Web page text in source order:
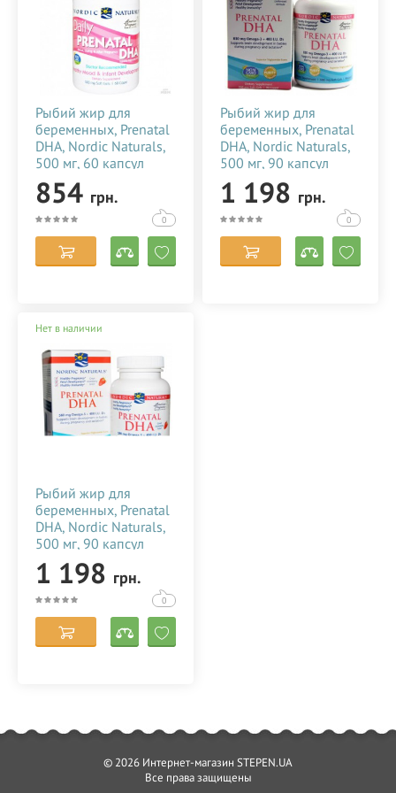
кольцевого света LUMO™ в Украине.
У нас можно также недорого купить круглую
светодиоднуюкольцевую лампу со штативом
LUMO™
диаметром 45 см. для фото, видеосъемки, блогеров,
визажиста, макияжа в Украине (Киеве, Харькове, Днепре,
Одессе).
С уважением
Интернет-магазин STEPEN.UA
БЕСПЛАТНАЯ консультация по
телефону 050-418-04-04 (есть Viber)
Рыбий жир для
беременных, Prenatal
DHA, Nordic Naturals,
500 мг, 60 капсул
124375
854 грн.
0
Рыбий жир для
беременных, Prenatal
DHA, Nordic Naturals,
500 мг, 90 капсул
124376
1 198 грн.
0
Нет в наличии
Рыбий жир для
беременных, Prenatal
DHA, Nordic Naturals,
500 мг, 90 капсул
124378
1 198 грн.
0
© 2026 Интернет-магазин STEPEN.UA
Все права защищены